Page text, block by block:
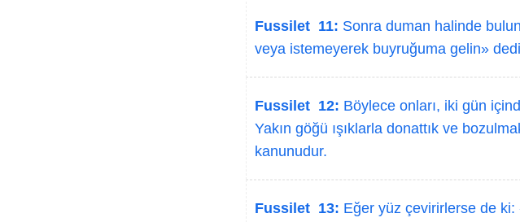
Fussilet 11: Sonra duman halinde
veya istemeyerek buyruğuma gelin»
Fussilet 12: Böylece onları, iki gün
Yakın göğü ışıklarla donattık ve
kanunudur.
Fussilet 13: Eğer yüz çevirirlerse de